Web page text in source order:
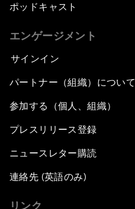
ポッドキャスト
エンゲージメント
サインイン
パートナー（組織）について
参加する（個人、組織）
プレスリリース登録
ニュースレター購読
連絡先 (英語のみ)
リンク